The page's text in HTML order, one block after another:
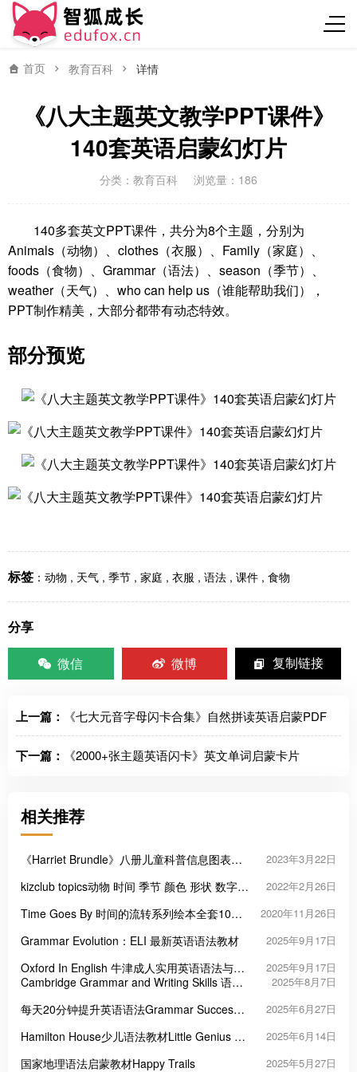
首页 教育百科 详情
《八大主题英文教学PPT课件》
140套英语启蒙幻灯片
分类： 教育百科 浏览量：186
140多套英文PPT课件，共分为8个主题，分别为
Animals（动物）、clothes（衣服）、Family（家庭）、
foods（食物）、Grammar（语法）、season（季节）、
weather（天气）、who can help us（谁能帮助我们），
PPT制作精美，大部分都带有动态特效。
部分预览
标签 ： 动物 , 天气 , 季节 , 家庭 , 衣服 , 语法 , 课件 , 食物
分享
微信
微博 复制链接
上一篇： 《七大元音字母闪卡合集》自然拼读英语启蒙PDF
下一篇： 《2000+张主题英语闪卡》英文单词启蒙卡片
相关推荐
《Harriet Brundle》八册儿童科普信息图表知
2023年3月22日
kizclub topics动物 时间 季节 颜色 形状 数字
2022年2月26日
Time Goes By 时间的流转系列绘本全套10本
2020年11月26日
Grammar Evolution：ELI 最新英语语法教材 2025年9月17日
Oxford In English 牛津成人实用英语语法与词
汇教材
2025年9月17日
Cambridge Grammar and Writing Skills 语法
2025年8月7日
每天20分钟提升英语语法Grammar Success
2025年6月27日
Hamilton House少儿语法教材Little Genius &
2025年6月14日
国家地理语法启蒙教材Happy Trails 2025年5月27日